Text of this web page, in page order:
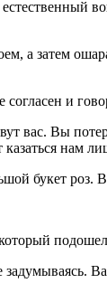
а затем
и
вас. Вы
нам
букет роз.